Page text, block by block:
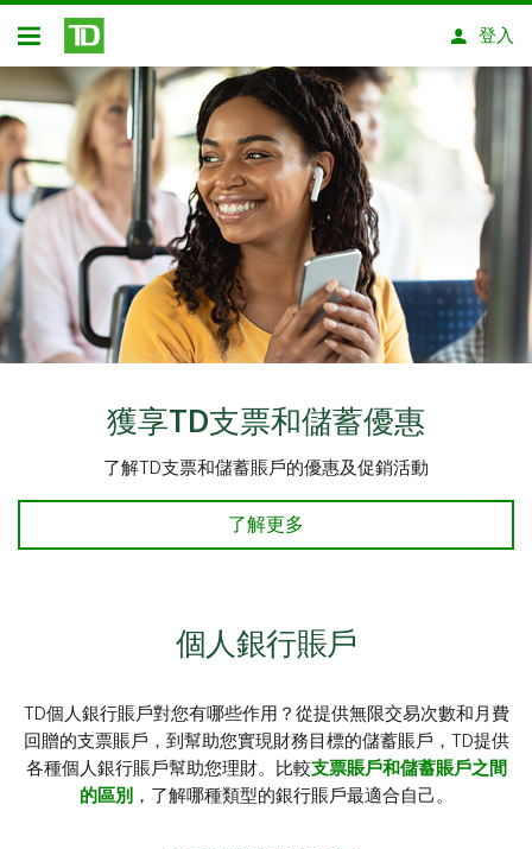
略過進入主要內容
開放式房屋貸款
登入
獲享TD支票和儲蓄優惠
了解TD支票和儲蓄賬戶的優惠及促銷活動
了解更多
個人銀行賬戶
TD個人銀行賬戶對您有哪些作用？從提供無限交易次數和月費
回贈的支票賬戶，到幫助您實現財務目標的儲蓄賬戶，TD提供
各種個人銀行賬戶幫助您理財。比較支票賬戶和儲蓄賬戶之間
的區別 ，了解哪種類型的銀行賬戶最適合自己。